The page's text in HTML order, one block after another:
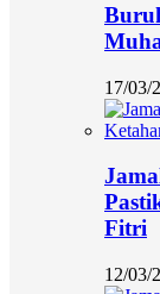
17/03/
Fitri
12/03/